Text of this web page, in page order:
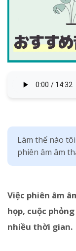
Làm thế nào
phiên âm âm
Việc phiên âm
họp, cuộc
nhiều thời gian.